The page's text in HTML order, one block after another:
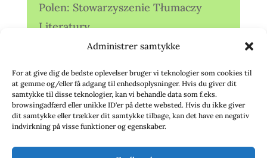
Administrer samtykke
For at give dig de bedste oplevelser bruger vi teknologier som cookies til
at gemme og/eller få adgang til enhedsoplysninger. Hvis du giver dit
samtykke til disse teknologier, kan vi behandle data som f.eks.
browsingadfærd eller unikke ID'er på dette websted. Hvis du ikke giver
dit samtykke eller trækker dit samtykke tilbage, kan det have en negativ
indvirkning på visse funktioner og egenskaber.
Polen: Stowarzyszenie Tłumaczy
Literatury
Storbritannien: Translators
Association (TA)
Sverige: Översättarsektionen (Ö.)
Sverige: Översättarcentrum (ÖC)